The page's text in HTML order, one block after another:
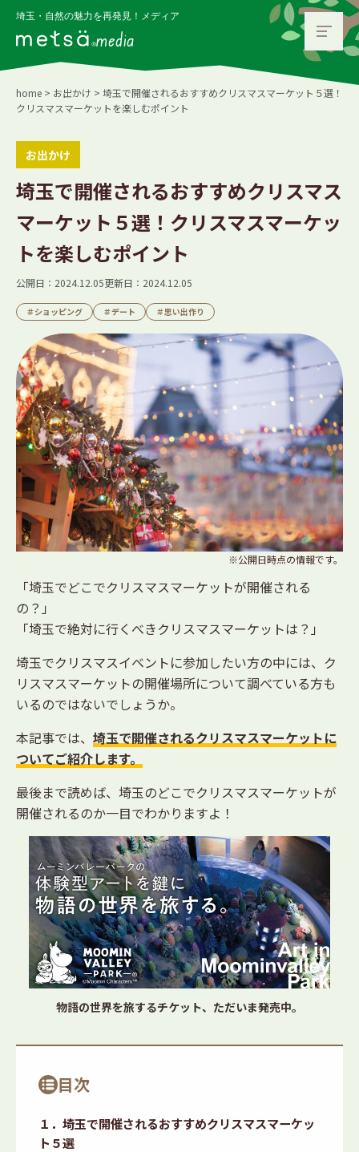
埼玉・自然の魅力を再発見！メディア
media
home > お出かけ > 埼玉で開催されるおすすめクリスマスマーケット５選！
クリスマスマーケットを楽しむポイント
お出かけ
埼玉で開催されるおすすめクリスマス
マーケット５選！クリスマスマーケッ
トを楽しむポイント
公開日：2024.12.05更新日：2024.12.05
＃ショッピング ＃デート ＃思い出作り
※公開日時点の情報です。
「埼玉でどこでクリスマスマーケットが開催される
の？」
「埼玉で絶対に行くべきクリスマスマーケットは？」
埼玉でクリスマスイベントに参加したい方の中には、ク
リスマスマーケットの開催場所について調べている方も
いるのではないでしょうか。
本記事では、 埼玉で開催されるクリスマスマーケットに
ついてご紹介します。
最後まで読めば、埼玉のどこでクリスマスマーケットが
開催されるのか一目でわかりますよ！
物語の世界を旅するチケット、ただいま発売中。
目次
１．埼玉で開催されるおすすめクリスマスマーケッ
ト５選